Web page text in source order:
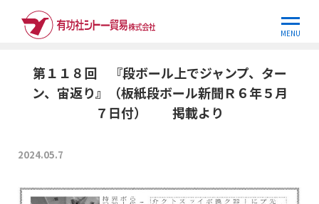
MENU
ホーム世界の現場から
第１１８回 『段ボール上でジャンプ、タ
ー…
第１１８回 『段ボール上でジャンプ、ター
ン、宙返り』（板紙段ボール新聞Ｒ６年５月
７日付） 掲載より
2024.05.7